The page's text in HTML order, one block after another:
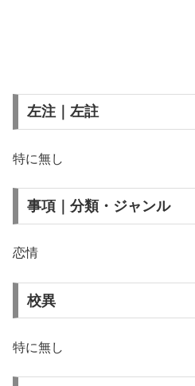
左注｜左註
特に無し
事項｜分類・ジャンル
恋情
校異
特に無し